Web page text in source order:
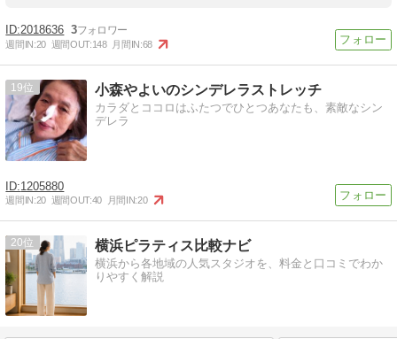
2018636 3
週間IN:20 週間OUT:148 月間IN:68
19 小森やよいのシンデレラストレッチ
カラダとココロはふたつでひとつあなたも、素敵なシン
デレラ
1205880
週間IN:20 週間OUT:40 月間IN:20
20 横浜ピラティス比較ナビ
横浜から各地域の人気スタジオを、料金と口コミでわか
りやすく解説